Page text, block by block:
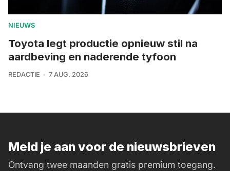
NIEUWS
Toyota legt productie opnieuw stil na
aardbeving en naderende tyfoon
REDACTIE 7 AUG. 2026
Meld je aan voor de nieuwsbrieven
Ontvang twee maanden gratis premium toegang.